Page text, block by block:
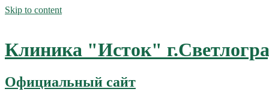
Skip to content
Клиника "Исток"
Официальный сайт